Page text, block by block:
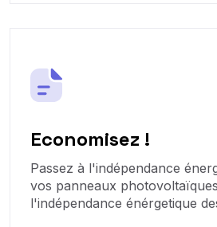
Economisez !
Passez à l'indépendance
vos panneaux
l'indépendance énérgetique